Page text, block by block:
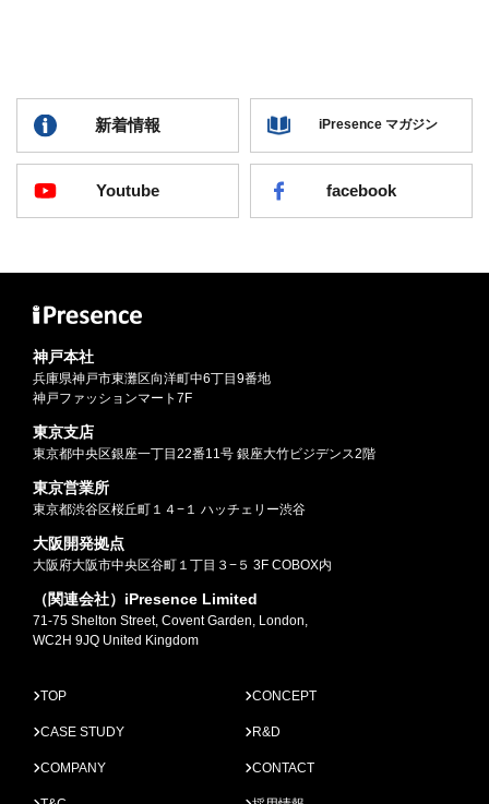
新着情報 iPresence マガジン
Youtube facebook
神戸本社
兵庫県神戸市東灘区向洋町中6丁目9番地
神戸ファッションマート7F
東京支店
東京都中央区銀座一丁目22番11号 銀座大竹ビジデンス2階
東京営業所
東京都渋谷区桜丘町１４−１ ハッチェリー渋谷
大阪開発拠点
大阪府大阪市中央区谷町１丁目３−５ 3F COBOX内
（関連会社）iPresence Limited
71-75 Shelton Street, Covent Garden, London,
WC2H 9JQ United Kingdom
TOP CONCEPT
CASE STUDY R&D
COMPANY CONTACT